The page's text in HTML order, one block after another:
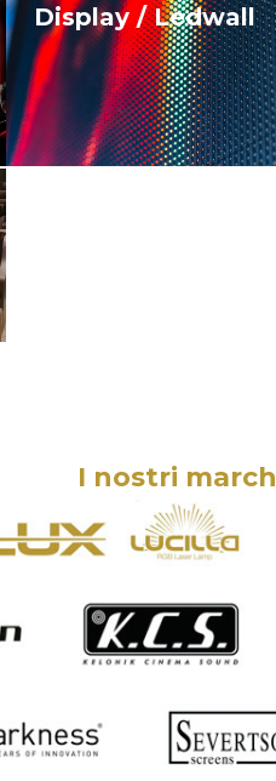
Display / Ledwall
I nostri